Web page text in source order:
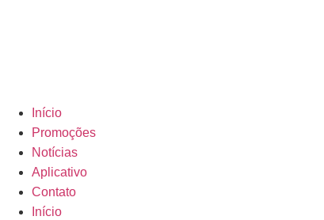
Início
Promoções
Notícias
Aplicativo
Contato
Início